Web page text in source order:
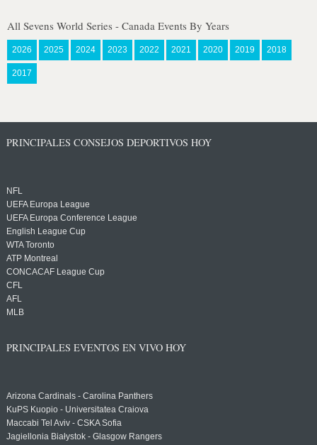
All Sevens World Series - Canada Events By Years
2026 2025 2024 2023 2022 2021 2020 2019 2018
2017
PRINCIPALES CONSEJOS DEPORTIVOS HOY
NFL
UEFA Europa League
UEFA Europa Conference League
English League Cup
WTA Toronto
ATP Montreal
CONCACAF League Cup
CFL
AFL
MLB
PRINCIPALES EVENTOS EN VIVO HOY
Arizona Cardinals - Carolina Panthers
KuPS Kuopio - Universitatea Craiova
Maccabi Tel Aviv - CSKA Sofia
Jagiellonia Białystok - Glasgow Rangers